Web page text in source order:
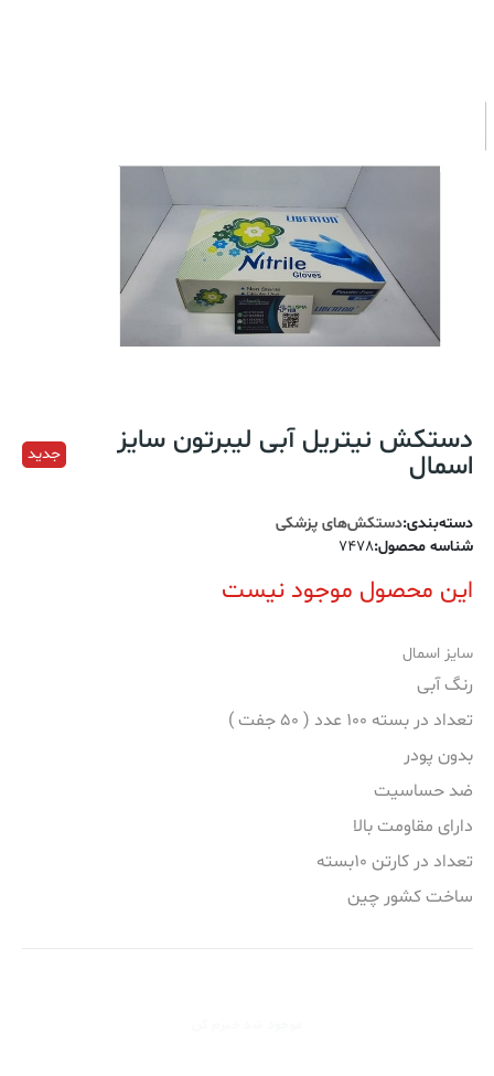
دستکش نیتریل آبی لیبرتون سایز
اسمال جدید
دسته‌بندی:دستکش‌های پزشکی
شناسه محصول:
7478
این محصول موجود نیست
سایز اسمال
رنگ آبی
تعداد در بسته 100 عدد ( 50 جفت )
بدون پودر
ضد حساسیت
دارای مقاومت بالا
تعداد در کارتن 10بسته
ساخت کشور چین